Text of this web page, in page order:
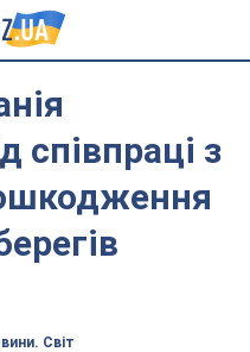
співпраці з
Світ